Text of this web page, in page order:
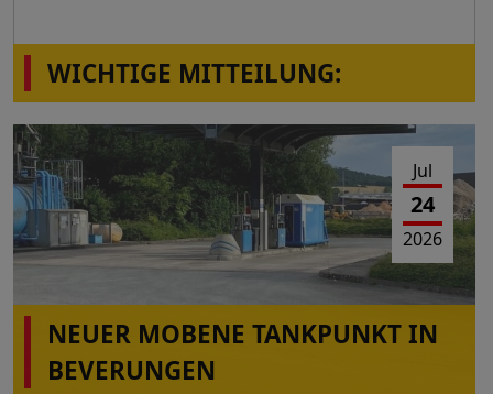
WICHTIGE MITTEILUNG:
Die Station Montabaur-Horressen,
Westerwaldstr.2a ist wieder in Betrieb!
Jul
24
2026
NEUER MOBENE TANKPUNKT IN
BEVERUNGEN